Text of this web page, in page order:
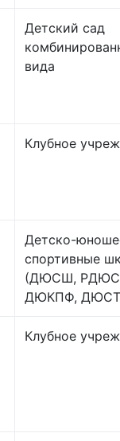
Детский сад
вида
Клубное
Детско-
спортивные
(ДЮСШ,
ДЮКПФ,
Клубное